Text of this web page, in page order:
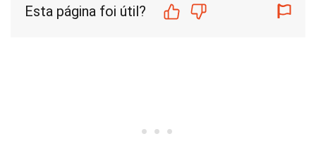
Esta página foi útil?